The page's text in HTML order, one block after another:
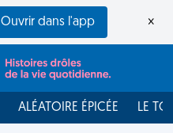
Ouvrir dans l'app ×
ALÉATOIRE ÉPICÉE LE